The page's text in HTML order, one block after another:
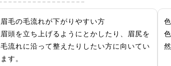
眉毛の毛流れが下がりやすい方
眉頭を立ち上げるようにとかしたり、眉尻を
毛流れに沿って整えたりしたい方に向いてい
ます。